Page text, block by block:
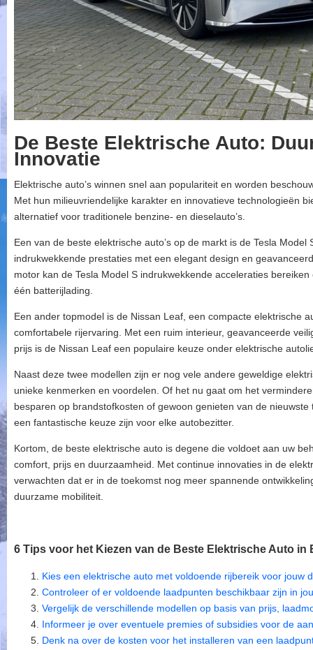
De Beste Elektrische Auto:
Innovatie
Elektrische auto’s winnen snel aan populariteit en worden
Met hun milieuvriendelijke karakter en innovatieve technologieën
alternatief voor traditionele benzine- en dieselauto’s.
Een van de beste elektrische auto’s op de markt is de Tesla
indrukwekkende prestaties met een elegant design en
motor kan de Tesla Model S indrukwekkende acceleraties
één batterijlading.
Een ander topmodel is de Nissan Leaf, een compacte elektrische
comfortabele rijervaring. Met een ruim interieur, geavanceerde
prijs is de Nissan Leaf een populaire keuze onder elektrische
Naast deze twee modellen zijn er nog vele andere geweldige
unieke kenmerken en voordelen. Of het nu gaat om het
besparen op brandstofkosten of gewoon genieten van de
een fantastische keuze zijn voor elke autobezitter.
Kortom, de beste elektrische auto is degene die voldoet aan uw
comfort, prijs en duurzaamheid. Met continue innovaties in de
verwachten dat er in de toekomst nog meer spannende
duurzame mobiliteit.
6 Tips voor het Kiezen van de Beste Elektrische Auto in
Kies een elektrische auto met voldoende rijbereik voor jouw
Controleer of er voldoende laadpunten beschikbaar zijn in
Vergelijk de verschillende modellen op basis van prijs,
Informeer je over eventuele premies of subsidies voor de
Denk na over de kosten voor het installeren van een